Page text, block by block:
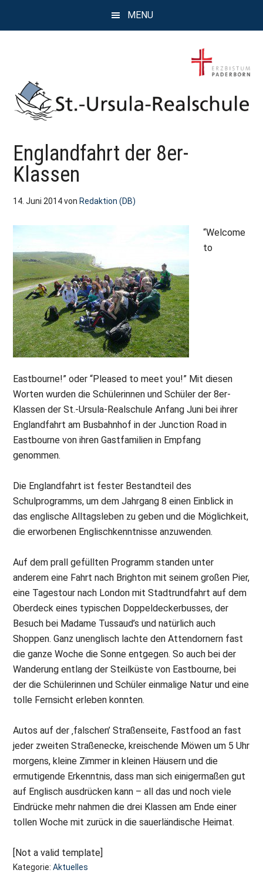
MENU
St.
Ursula
Realschule
Attendorn
Kompetenz,
Persönlichkeit,
Chancen
Englandfahrt der 8er-
Klassen
14. Juni 2014von Redaktion (DB)
“Welcome
to
Eastbourne!” oder “Pleased to meet you!” Mit diesen
Worten wurden die Schülerinnen und Schüler der 8er-
Klassen der St.-Ursula-Realschule Anfang Juni bei ihrer
Englandfahrt am Busbahnhof in der Junction Road in
Eastbourne von ihren Gastfamilien in Empfang
genommen.
Die Englandfahrt ist fester Bestandteil des
Schulprogramms, um dem Jahrgang 8 einen Einblick in
das englische Alltagsleben zu geben und die Möglichkeit,
die erworbenen Englischkenntnisse anzuwenden.
Auf dem prall gefüllten Programm standen unter
anderem eine Fahrt nach Brighton mit seinem großen Pier,
eine Tagestour nach London mit Stadtrundfahrt auf dem
Oberdeck eines typischen Doppeldeckerbusses, der
Besuch bei Madame Tussaud’s und natürlich auch
Shoppen. Ganz unenglisch lachte den Attendornern fast
die ganze Woche die Sonne entgegen. So auch bei der
Wanderung entlang der Steilküste von Eastbourne, bei
der die Schülerinnen und Schüler einmalige Natur und eine
tolle Fernsicht erleben konnten.
Autos auf der ‚falschen’ Straßenseite, Fastfood an fast
jeder zweiten Straßenecke, kreischende Möwen um 5 Uhr
morgens, kleine Zimmer in kleinen Häusern und die
ermutigende Erkenntnis, dass man sich einigermaßen gut
auf Englisch ausdrücken kann – all das und noch viele
Eindrücke mehr nahmen die drei Klassen am Ende einer
tollen Woche mit zurück in die sauerländische Heimat.
[Not a valid template]
Kategorie:Aktuelles